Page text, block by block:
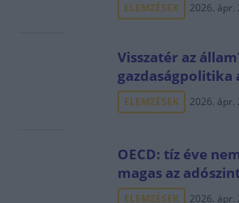
ELEMZÉSEK 2026. ápr.
Visszatér az
gazdaságpolitika
ELEMZÉSEK 2026. ápr.
OECD: tíz éve
magas az
ELEMZÉSEK 2026. ápr.